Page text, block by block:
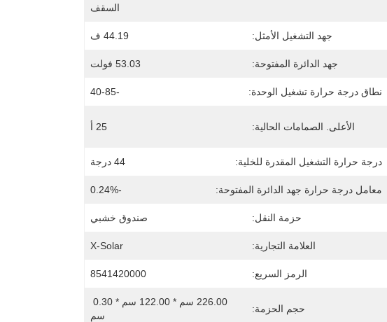
السقف
جهد التشغيل الأمثل: 44.19 ف
جهد الدائرة المفتوحة: 53.03 فولت
نطاق درجة حرارة تشغيل الوحدة: -40-85
الأعلى. الصمامات الحالية: 25 أ
درجة حرارة التشغيل المقدرة للخلية: 44 درجة
معامل درجة حرارة جهد الدائرة المفتوحة: -0.24%
حزمة النقل: صندوق خشبي
العلامة التجارية: X-Solar
الرمز السريع: 8541420000
حجم الحزمة:
سم